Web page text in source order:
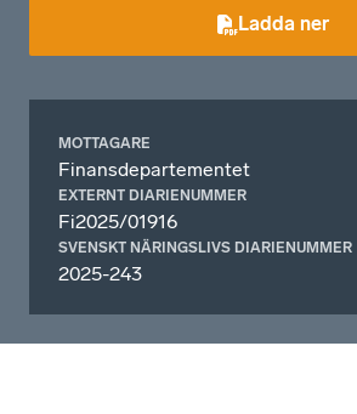
Ladda ner
MOTTAGARE
Finansdepartementet
EXTERNT DIARIENUMMER
Fi2025/01916
SVENSKT NÄRINGSLIVS DIARIENUMMER
2025-243